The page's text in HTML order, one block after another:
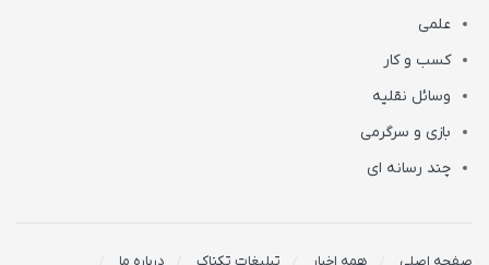
علمی
کسب و کار
وسائل نقلیه
بازی و سرگرمی
چند رسانه ای